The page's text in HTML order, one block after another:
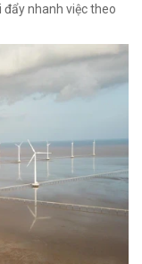
đẩy nhanh việc theo